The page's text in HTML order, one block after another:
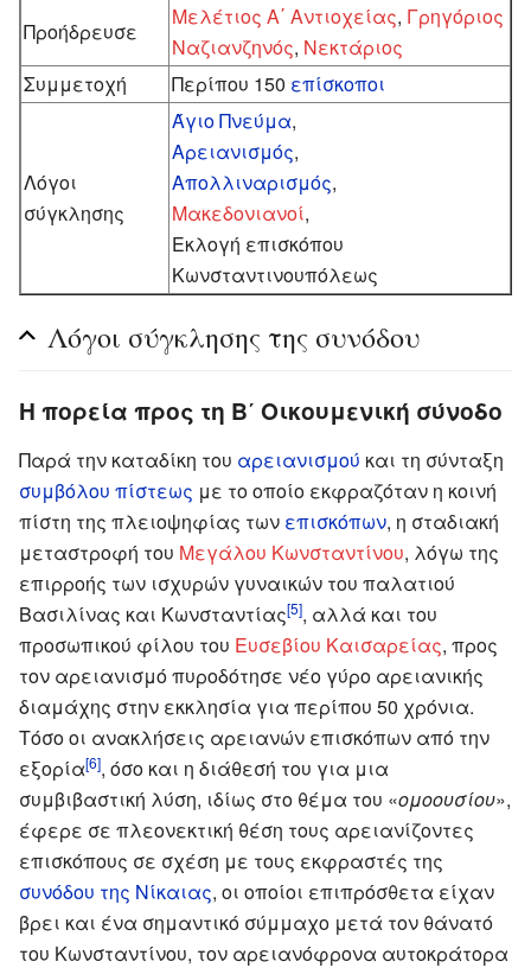
Προήδρευσε
Μελέτιος Α΄ Αντιοχείας, Γρηγόριος
Ναζιανζηνός, Νεκτάριος
Συμμετοχή
Περίπου 150 επίσκοποι
Λόγοι
σύγκλησης
Άγιο Πνεύμα,
Αρειανισμός,
Απολλιναρισμός,
Μακεδονιανοί,
Εκλογή επισκόπου
Κωνσταντινουπόλεως
Λόγοι σύγκλησης της συνόδου
Η πορεία προς τη Β΄ Οικουμενική σύνοδο
Παρά την καταδίκη του αρειανισμού και τη σύνταξη
συμβόλου πίστεως με το οποίο εκφραζόταν η κοινή
πίστη της πλειοψηφίας των επισκόπων, η σταδιακή
μεταστροφή του Μεγάλου Κωνσταντίνου, λόγω της
επιρροής των ισχυρών γυναικών του παλατιού
Βασιλίνας και Κωνσταντίας[5], αλλά και του
προσωπικού φίλου του Ευσεβίου Καισαρείας, προς
τον αρειανισμό πυροδότησε νέο γύρο αρειανικής
διαμάχης στην εκκλησία για περίπου 50 χρόνια.
Τόσο οι ανακλήσεις αρειανών επισκόπων από την
εξορία[6], όσο και η διάθεσή του για μια
συμβιβαστική λύση, ιδίως στο θέμα του «ομοουσίου»,
έφερε σε πλεονεκτική θέση τους αρειανίζοντες
επισκόπους σε σχέση με τους εκφραστές της
συνόδου της Νίκαιας, οι οποίοι επιπρόσθετα είχαν
βρει και ένα σημαντικό σύμμαχο μετά τον θάνατό
του Κωνσταντίνου, τον αρειανόφρονα αυτοκράτορα